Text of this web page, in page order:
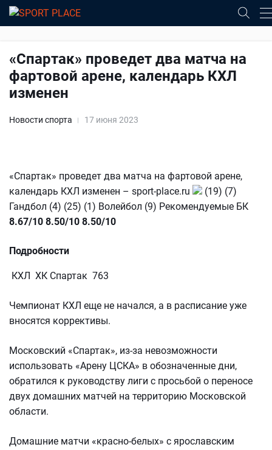
«Спартак» проведет два матча на
фартовой арене, календарь КХЛ
изменен
Новости спорта 17 июня 2023
«Спартак» проведет два матча на фартовой арене,
календарь КХЛ изменен – sport-place.ru
(19) (7)
Гандбол (4) (25) (1) Волейбол (9) Рекомендуемые БК
8.67/10 8.50/10 8.50/10
Подробности
КХЛ ХК Спартак 763
Чемпионат КХЛ еще не начался, а в расписание уже
вносятся коррективы.
Московский «Спартак», из-за невозможности
использовать «Арену ЦСКА» в обозначенные дни,
обратился к руководству лиги с просьбой о переносе
двух домашних матчей на территорию Московской
области.
Домашние матчи «красно-белых» с ярославским